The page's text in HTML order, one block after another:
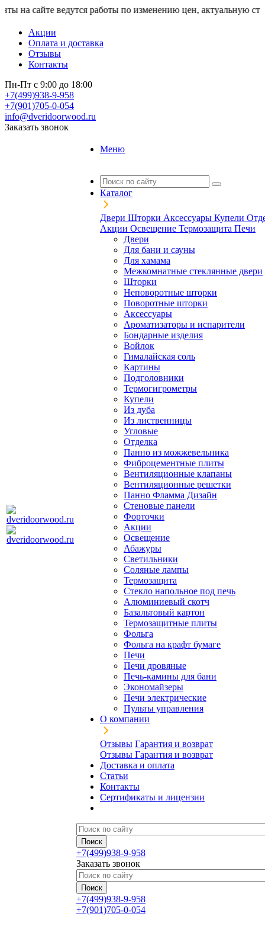
ведутся работы по изменению цен, актуальную
Акции
Оплата и доставка
Отзывы
Контакты
Пн-Пт с 9:00 до 18:00
+7(499)938-9-958
+7(901)705-0-054
info@dveridoorwood.ru
Заказать звонок
Меню
Каталог
Двери Шторки Аксессуары Купели
Акции Освещение Термозащита Печи
Двери
Для бани и сауны
Для хамама
Межкомнатные стеклянные двери
Шторки
Неповоротные шторки
Поворотные шторки
Аксессуары
Ароматизаторы и испарители
Бондарные изделия
Войлок
Гималайская соль
Картины
Подголовники
Термогигрометры
Купели
Из дуба
Из лиственницы
Угловые
Отделка
Панно из можжевельника
Фиброцементные плиты
Вентиляционные клапаны
Вентиляционные решетки
Панно Фламма Дизайн
Стеновые панели
Форточки
Акции
Освещение
Абажуры
Светильники
Соляные лампы
Термозащита
Стекло напольное под печь
Алюминиевый скотч
Базальтовый картон
Термозащитные плиты
Фольга
Фольга на крафт бумаге
Печи
Печи дровяные
Печь-камины для бани
Экономайзеры
Печи электрические
Пульты управления
О компании
Отзывы Гарантия и возврат
Отзывы Гарантия и возврат
Доставка и оплата
Статьи
Контакты
Сертификаты и лицензии
+7(499)938-9-958
Заказать звонок
+7(499)938-9-958
+7(901)705-0-054